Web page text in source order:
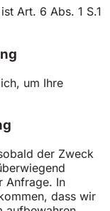
Art. 6 Abs. 1 S.1
um Ihre
der Zweck
Anfrage. In
dass wir